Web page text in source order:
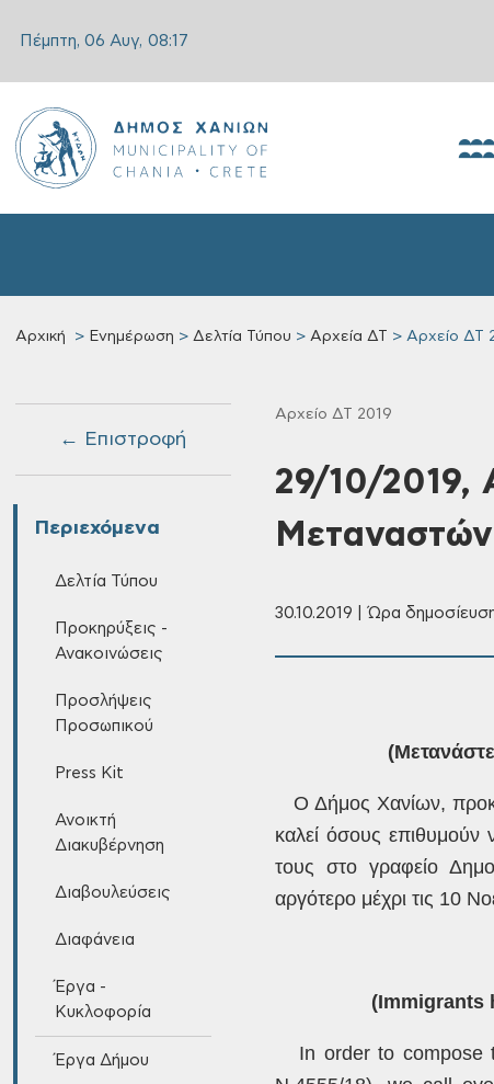
Πέμπτη, 06 Αυγ, 08:17
Αρχική Ενημέρωση Δελτία Τύπου Αρχεία ΔΤ Αρχείο ΔΤ
← Επιστροφή
Περιεχόμενα
Δελτία Τύπου
Προκηρύξεις -
Ανακοινώσεις
Προσλήψεις
Προσωπικού
Press Kit
Ανοικτή
Διακυβέρνηση
Διαβουλεύσεις
Διαφάνεια
Έργα -
Κυκλοφορία
Έργα Δήμου
Αρχείο ΔΤ 2019
29/10/2019,
Μεταναστών
30.10.2019 | Ώρα
Ο Δήμος Χανίων,
καλεί όσους επιθυμούν
τους στο γραφείο
αργότερο μέχρι τις 10
(Immigrants
In order to compose